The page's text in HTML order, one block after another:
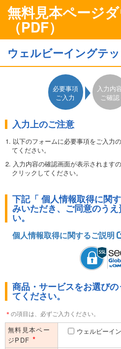
無料見本ページ
（PDF）
ウェルビーイングテ
必要事項
ご入力
入力内
ご確認
入力上のご注意
1. 以下のフォームに必要事項をご入力
てください。
2. 入力内容の確認画面が表示されます
クリックしてください。
●ダウンロードはお一人様1回限り
ード資料の無断転載を禁じます。ま
著作権法上の例外を除き、禁じられ
録されます。●ご登録いただいた住所
BPマーケティングからの事務連絡
これ以外に日経BPグループ会社から
会、セミナー等）やアンケート、広
を送付させていただく場合があります
本フォームのご利用は、法人（内
せていただきます。同業者の方や学
よる目的でのご利用はご遠慮いただ
ださい。
下記「 個人情報取得に関
みいただき、ご同意のう
い。
個人情報取得に関するご説明
商品・サービスをお選び
てください。
＊の項目は、必ずご入力ください。
無料見本ペー
ジPDF *
ウェルビーイ